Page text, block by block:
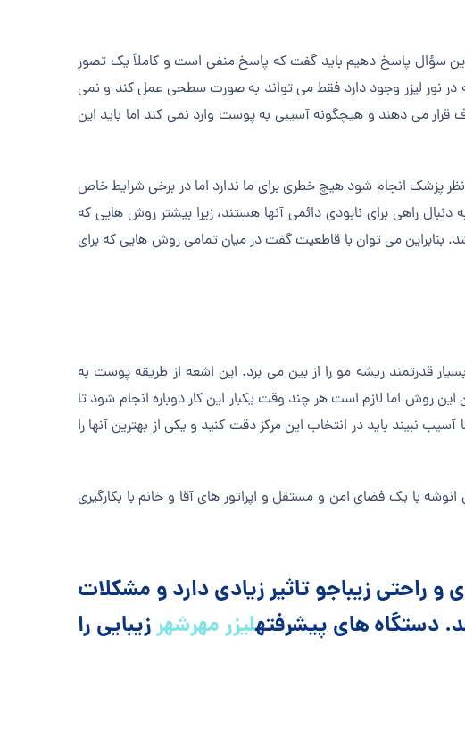
این سؤال پاسخ دهیم باید گفت که پاسخ منفی است و کاملاً یک تصور
در نور لیزر وجود دارد فقط می تواند به صورت سطحی عمل کند و نمی
قرار می دهند و هیچگونه آسیبی به پوست وارد نمی کند اما باید این
نظر پزشک انجام شود هیچ خطری برای ما ندارد اما در برخی شرایط خاص
راهی برای نابودی دائمی آنها هستند، زیرا بیشتر روش هایی که
بنابراین می توان با قاطعیت گفت در میان تمامی روش هایی که برای
قدرتمند ریشه مو را از بین می برد. این اشعه از طریقه پوست به
روش اما لازم است هر چند وقت یکبار این کار دوباره انجام شود تا
نبیند باید در انتخاب این مرکز دقت کنید و یکی از بهترین آنها را
انوشه با یک فضای امن و مستقل و اپراتور های آقا و خانم با بکارگیری
و راحتی زیباجو تاثیر زیادی دارد و مشکلات
دستگاه های پیشرفتهلیزر مهرشهرزیبایی را